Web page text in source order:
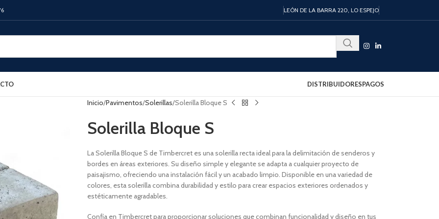
LEÓN DE LA BARRA 220, LO ESPEJO
DISTRIBUIDORESPAGOS
Inicio Pavimentos Solerillas Solerilla Bloque S
Solerilla Bloque S
La Solerilla Bloque S de Timbercret es una solerilla recta ideal para la delimitación de senderos y
bordes en áreas exteriores. Su diseño simple y elegante se adapta a cualquier proyecto de
paisajismo, ofreciendo una instalación fácil y un acabado limpio. Disponible en una variedad de
colores, esta solerilla combina durabilidad y estilo para crear espacios exteriores ordenados y
estéticamente agradables.
Confía en Timbercret para proporcionar soluciones que combinan funcionalidad y diseño en tus